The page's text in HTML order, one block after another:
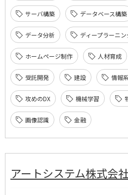
サーバ構築 データベース構築
データ分析 ディープラーニ
ホームページ制作 人材育成
受託開発 建設 情報
攻めのDX 機械学習
画像認識 金融
アートシステム株式会